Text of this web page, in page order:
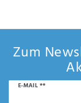
Zum
E-MAIL **
Newsletter